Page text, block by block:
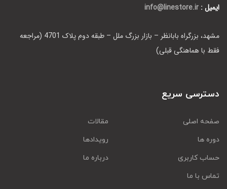
ایمیل : info@linestore.ir
مشهد، بزرگراه بابانظر – بازار بزرگ ملل – طبقه دوم پلاک 4701 (مراجعه
فقط با هماهنگی قبلی)
دسترسی سریع
صفحه اصلی
مقالات
دوره ها
رویدادها
حساب کاربری
درباره ما
تماس با ما